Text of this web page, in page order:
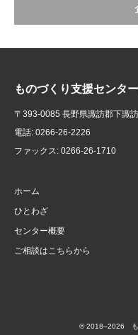
ものづくり支援センタ
〒393-0085 長野県諏訪郡下諏
電話: 0266-26-2226
ファックス: 0266-26-1710
ホーム
ひとわざ
センター概要
ご相談はこちらから
© 2018–2026 も